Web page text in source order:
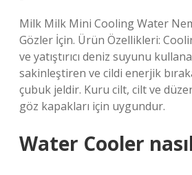
Milk Milk Mini Cooling Water
Gözler İçin. Ürün Özellikleri:
ve yatıştırıcı deniz suyunu
sakinleştiren ve cildi enerjik
çubuk jeldir. Kuru cilt, cilt ve
göz kapakları için uygundur.
Water Cooler nasıl